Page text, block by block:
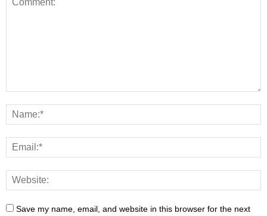
Save my name, email, and website in this browser for the next